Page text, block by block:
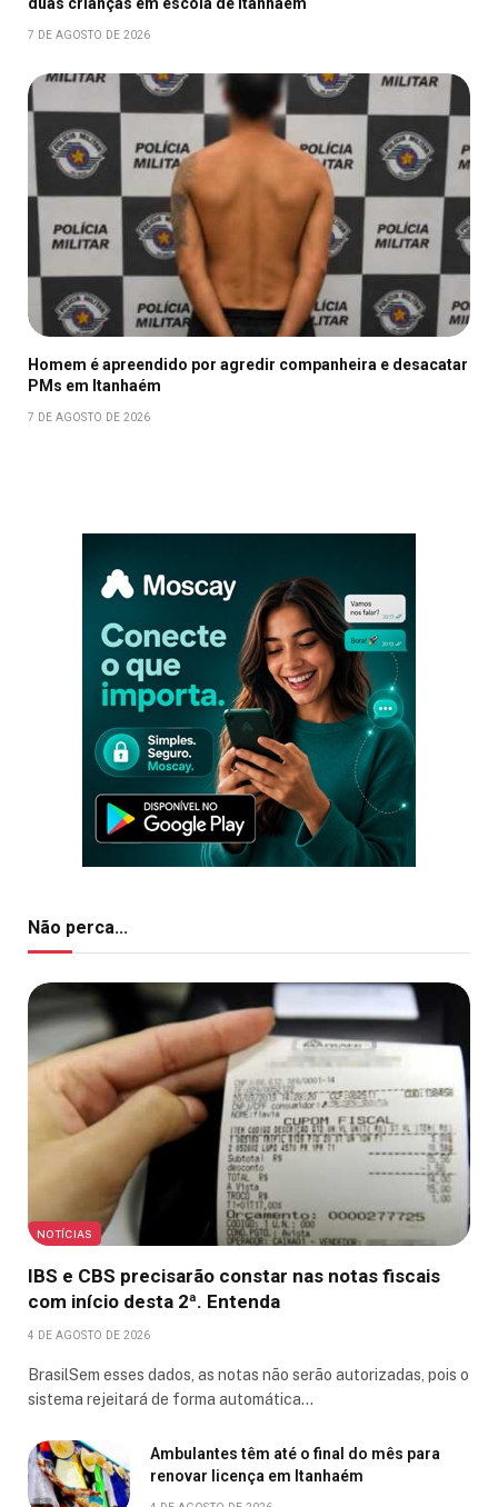
7 DE AGOSTO DE 2026
Homem é apreendido por agredir companheira e desacatar
PMs em Itanhaém
7 DE AGOSTO DE 2026
Não perca...
NOTÍCIAS
IBS e CBS precisarão constar nas notas fiscais
com início desta 2ª. Entenda
4 DE AGOSTO DE 2026
BrasilSem esses dados, as notas não serão autorizadas, pois o
sistema rejeitará de forma automática…
Ambulantes têm até o final do mês para
renovar licença em Itanhaém